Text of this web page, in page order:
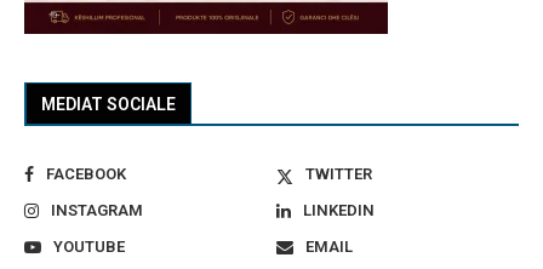
MEDIAT SOCIALE
FACEBOOK
TWITTER
INSTAGRAM
LINKEDIN
YOUTUBE
EMAIL